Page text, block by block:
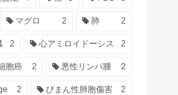
マグロ 2 肺 2
2 心アミロイドーシス 2
胞癌 2 悪性リンパ腫 2
2 びまん性肺胞傷害 2